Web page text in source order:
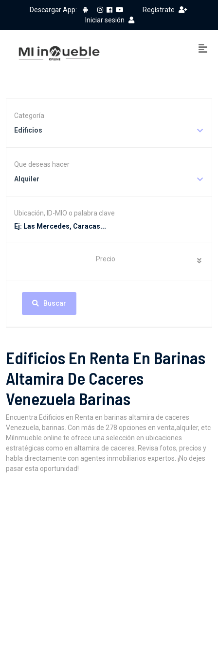
Descargar App:
Regístrate
Iniciar sesión
Categoría
Edificios
Que deseas hacer
Alquiler
Ubicación, ID-MIO o palabra clave
Precio
Buscar
Edificios En Renta En Barinas
Altamira De Caceres
Venezuela Barinas
Encuentra Edificios en Renta en barinas altamira de caceres
Venezuela, barinas. Con más de 278 opciones en venta,alquiler, etc
MiInmueble.online te ofrece una selección en ubicaciones
estratégicas como en altamira de caceres. Revisa fotos, precios y
habla directamente con agentes inmobiliarios expertos. ¡No dejes
pasar esta oportunidad!